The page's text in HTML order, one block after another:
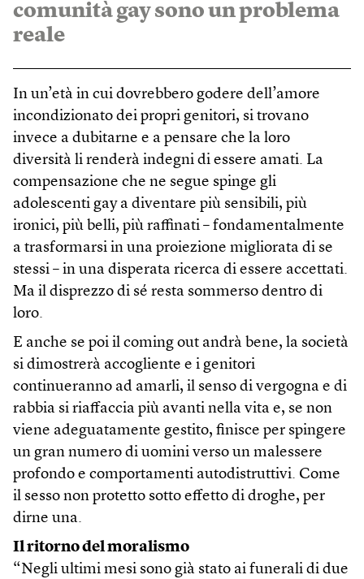
comunità gay sono un problema
reale
In un’età in cui dovrebbero godere dell’amore
incondizionato dei propri genitori, si trovano
invece a dubitarne e a pensare che la loro
diversità li renderà indegni di essere amati. La
compensazione che ne segue spinge gli
adolescenti gay a diventare più sensibili, più
ironici, più belli, più raffinati – fondamentalmente
a trasformarsi in una proiezione migliorata di se
stessi – in una disperata ricerca di essere accettati.
Ma il disprezzo di sé resta sommerso dentro di
loro.
E anche se poi il coming out andrà bene, la società
si dimostrerà accogliente e i genitori
continueranno ad amarli, il senso di vergogna e di
rabbia si riaffaccia più avanti nella vita e, se non
viene adeguatamente gestito, finisce per spingere
un gran numero di uomini verso un malessere
profondo e comportamenti autodistruttivi. Come
il sesso non protetto sotto effetto di droghe, per
dirne una.
Il ritorno del moralismo
“Negli ultimi mesi sono già stato ai funerali di due